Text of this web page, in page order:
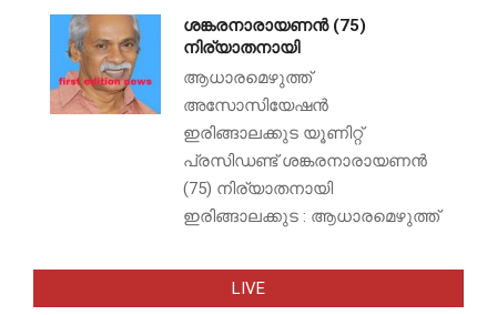
ശങ്കരനാരായണൻ (75)
നിര്യാതനായി
ആധാരമെഴുത്ത്
അസോസിയേഷൻ
ഇരിങ്ങാലക്കുട യൂണിറ്റ്
പ്രസിഡണ്ട് ശങ്കരനാരായണൻ
(75) നിര്യാതനായി
ഇരിങ്ങാലക്കുട : ആധാരമെഴുത്ത്
LIVE